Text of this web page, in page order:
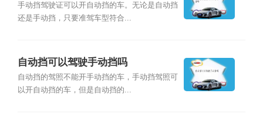
手动挡驾驶证可以开自动挡的车。无论是自动挡
还是手动挡，只要准驾车型符合...
自动挡可以驾驶手动挡吗
自动挡的驾照不能开手动挡的车，手动挡驾照可
以开自动挡的车，但是自动挡的...